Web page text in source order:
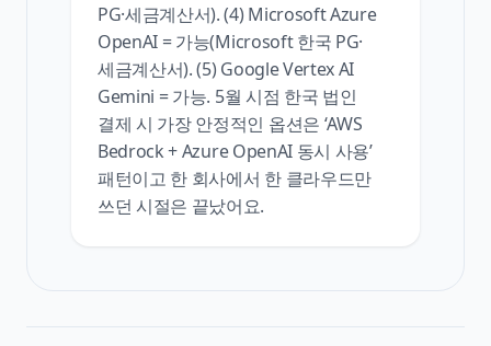
PG·세금계산서). (4) Microsoft Azure
OpenAI = 가능(Microsoft 한국 PG·
세금계산서). (5) Google Vertex AI
Gemini = 가능. 5월 시점 한국 법인
결제 시 가장 안정적인 옵션은 ‘AWS
Bedrock + Azure OpenAI 동시 사용’
패턴이고 한 회사에서 한 클라우드만
쓰던 시절은 끝났어요.